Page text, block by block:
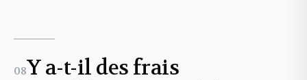
08Y a-t-il des frais